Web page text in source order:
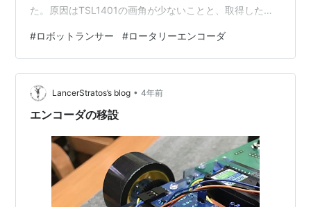
た。原因はTSL1401の画角が少ないことと、取得したラ
す。逆によく今までカーブのライントレースができてい
たな、と自分が過去にやってきたことを忘れて悦に入っ
てしまいました。フィルター処理すればいいのかもしれ
ませんが速さが求められる状況では計算によるフィルタ
処理はうまくできそうにありません。とりあえず諦めま
#ロボットランサー #ロータリーエンコーダ
LancerStratos’s blog • 4年前
エンコーダの移設